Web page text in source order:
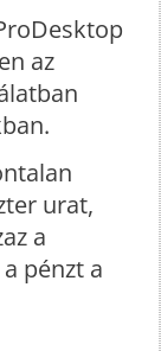
az
urat,
a
pénzt a